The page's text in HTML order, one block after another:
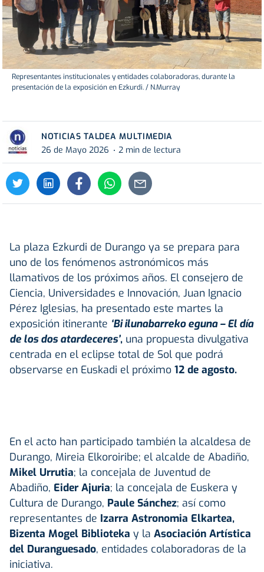
Representantes institucionales y entidades colaboradoras, durante la
presentación de la exposición en Ezkurdi. / N.Murray
NOTICIAS TALDEA MULTIMEDIA
26 de Mayo 2026
2 min de lectura
La plaza Ezkurdi de Durango ya se prepara para
uno de los fenómenos astronómicos más
llamativos de los próximos años. El consejero de
Ciencia, Universidades e Innovación, Juan Ignacio
Pérez Iglesias, ha presentado este martes la
exposición itinerante ‘Bi ilunabarreko eguna – El día
de los dos atardeceres’, una propuesta divulgativa
centrada en el eclipse total de Sol que podrá
observarse en Euskadi el próximo 12 de agosto.
En el acto han participado también la alcaldesa de
Durango, Mireia Elkoroiribe; el alcalde de Abadiño,
Mikel Urrutia; la concejala de Juventud de
Abadiño, Eider Ajuria; la concejala de Euskera y
Cultura de Durango, Paule Sánchez; así como
representantes de Izarra Astronomia Elkartea,
Bizenta Mogel Biblioteka y la Asociación Artística
del Duranguesado, entidades colaboradoras de la
iniciativa.